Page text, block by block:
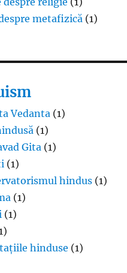
metafizică (1)
Vedanta (1)
(1)
Gita (1)
(1)
hindus (1)
(1)
(1)
hinduse (1)